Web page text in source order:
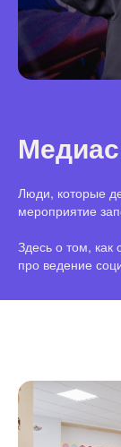
Люди, которые
мероприятие
Здесь о том, как
про ведение